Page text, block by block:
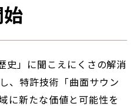
史」に聞こえにくさの解消
、特許技術「曲面サウン
に新たな価値と可能性を